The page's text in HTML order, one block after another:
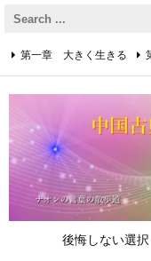
後悔しない選
第一章 大きく生きる
第四章 着実に生きる
第六章 成功の心得
第八章 リーダーの心得